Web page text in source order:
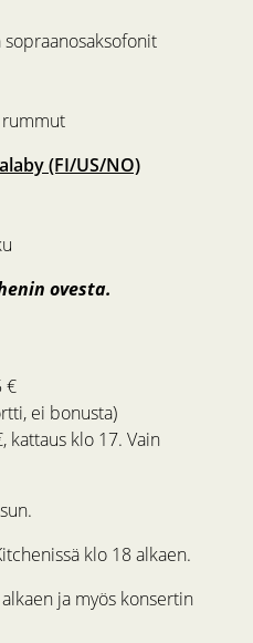
sopraanosaksofonit
rummut
(FI/US/NO)
ovesta.
€
ei bonusta)
kattaus klo 17. Vain
klo 18 alkaen.
ja myös konsertin